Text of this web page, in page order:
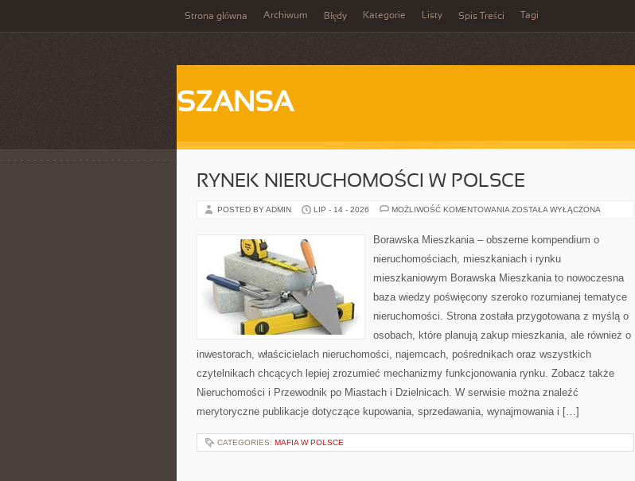
Strona główna Archiwum Błędy Kategorie Listy Spis Treści Tagi
SZANSA
RYNEK NIERUCHOMOŚCI W POLSCE
POSTED BY ADMIN LIP - 14 - 2026 MOŻLIWOŚĆ KOMENTOWANIA RYNEK
POLSCE
ZOSTAŁA WYŁĄCZONA
Borawska Mieszkania – obszerne kompendium o
nieruchomościach, mieszkaniach i rynku
mieszkaniowym Borawska Mieszkania to nowoczesna
baza wiedzy poświęcony szeroko rozumianej tematyce
nieruchomości. Strona została przygotowana z myślą o
osobach, które planują zakup mieszkania, ale również o
inwestorach, właścicielach nieruchomości, najemcach, pośrednikach oraz wszystkich
czytelnikach chcących lepiej zrozumieć mechanizmy funkcjonowania rynku. Zobacz także
Nieruchomości i Przewodnik po Miastach i Dzielnicach. W serwisie można znaleźć
merytoryczne publikacje dotyczące kupowania, sprzedawania, wynajmowania i […]
CATEGORIES: MAFIA W POLSCE